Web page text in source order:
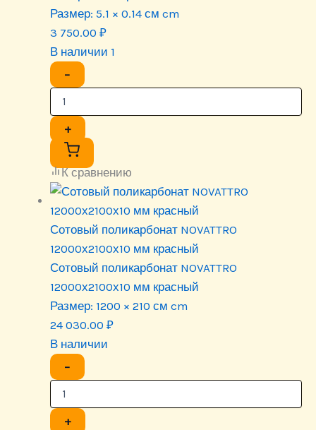
Размер: 5.1 × 0.14 см cm
3 750.00 ₽
В наличии 1
−
+
К сравнению
Сотовый поликарбонат NOVATTRO
12000х2100х10 мм красный
Сотовый поликарбонат NOVATTRO
12000х2100х10 мм красный
Размер: 1200 × 210 см cm
24 030.00 ₽
В наличии
−
+